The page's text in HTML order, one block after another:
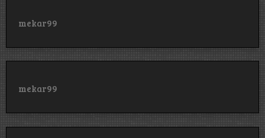
mekar99
mekar99